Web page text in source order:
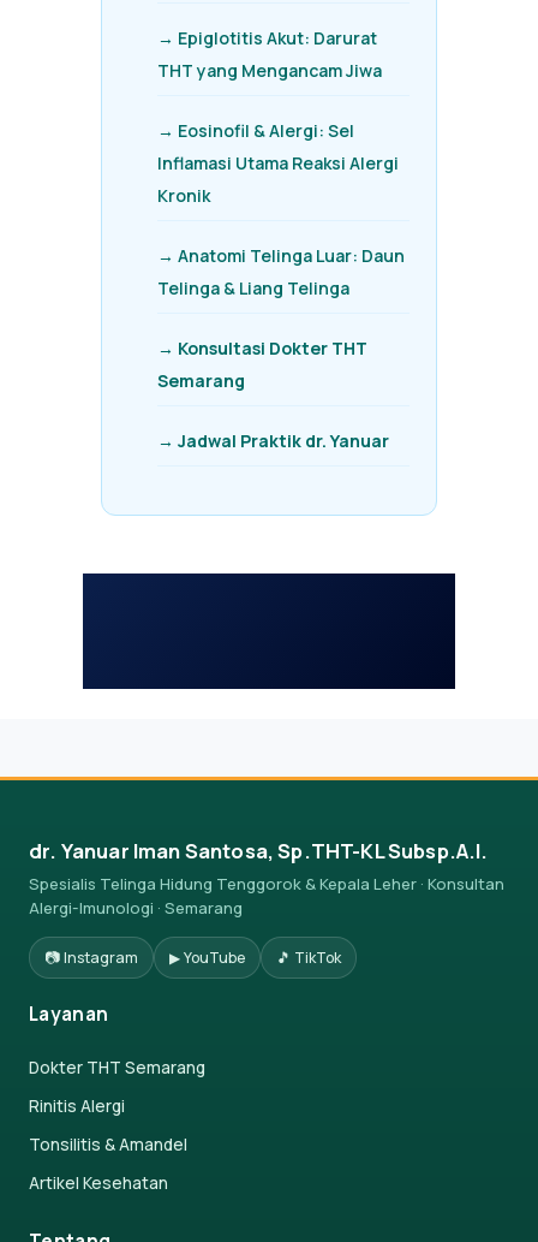
→ Epiglotitis Akut: Darurat
THT yang Mengancam Jiwa
→ Eosinofil & Alergi: Sel
Inflamasi Utama Reaksi Alergi
Kronik
→ Anatomi Telinga Luar: Daun
Telinga & Liang Telinga
→ Konsultasi Dokter THT
Semarang
→ Jadwal Praktik dr. Yanuar
dr. Yanuar Iman Santosa, Sp.THT-KL Subsp.A.I.
Spesialis Telinga Hidung Tenggorok & Kepala Leher · Konsultan
Alergi-Imunologi · Semarang
📷 Instagram ▶ YouTube 🎵 TikTok
Layanan
Dokter THT Semarang
Rinitis Alergi
Tonsilitis & Amandel
Artikel Kesehatan